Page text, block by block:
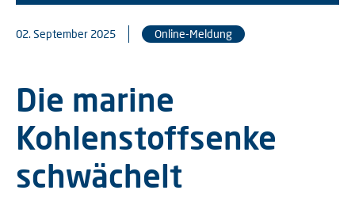
02. September 2025 Online-Meldung
Die marine
Kohlenstoffsenke
schwächelt